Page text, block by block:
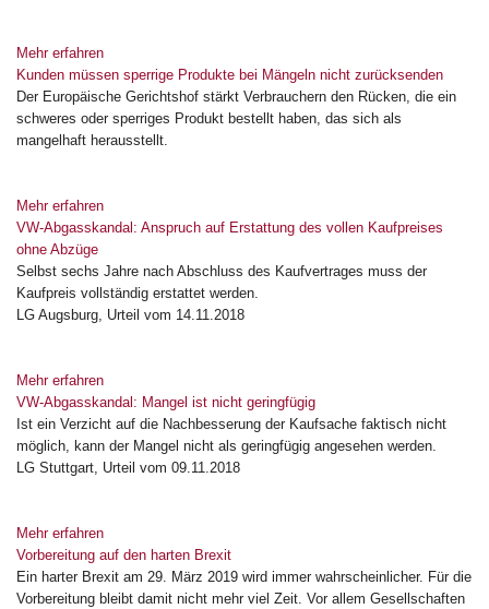
Mehr erfahren
Kunden müssen sperrige Produkte bei Mängeln nicht zurücksenden
Der Europäische Gerichtshof stärkt Verbrauchern den Rücken, die ein
schweres oder sperriges Produkt bestellt haben, das sich als
mangelhaft herausstellt.
Mehr erfahren
VW-Abgasskandal: Anspruch auf Erstattung des vollen Kaufpreises
ohne Abzüge
Selbst sechs Jahre nach Abschluss des Kaufvertrages muss der
Kaufpreis vollständig erstattet werden.
LG Augsburg, Urteil vom 14.11.2018
Mehr erfahren
VW-Abgasskandal: Mangel ist nicht geringfügig
Ist ein Verzicht auf die Nachbesserung der Kaufsache faktisch nicht
möglich, kann der Mangel nicht als geringfügig angesehen werden.
LG Stuttgart, Urteil vom 09.11.2018
Mehr erfahren
Vorbereitung auf den harten Brexit
Ein harter Brexit am 29. März 2019 wird immer wahrscheinlicher. Für die
Vorbereitung bleibt damit nicht mehr viel Zeit. Vor allem Gesellschaften